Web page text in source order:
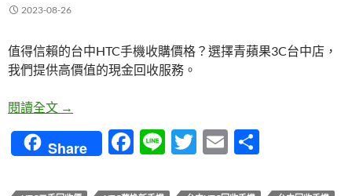
2023-08-26
值得信賴的台中HTC手機收購價格？選擇青蘋果3C台中店，
我們提供高價值的現金回收服務。
閱讀全文 台中HTC手機收購值得信賴，青蘋果3C現金高價回
→
Share
F
Li
T
E